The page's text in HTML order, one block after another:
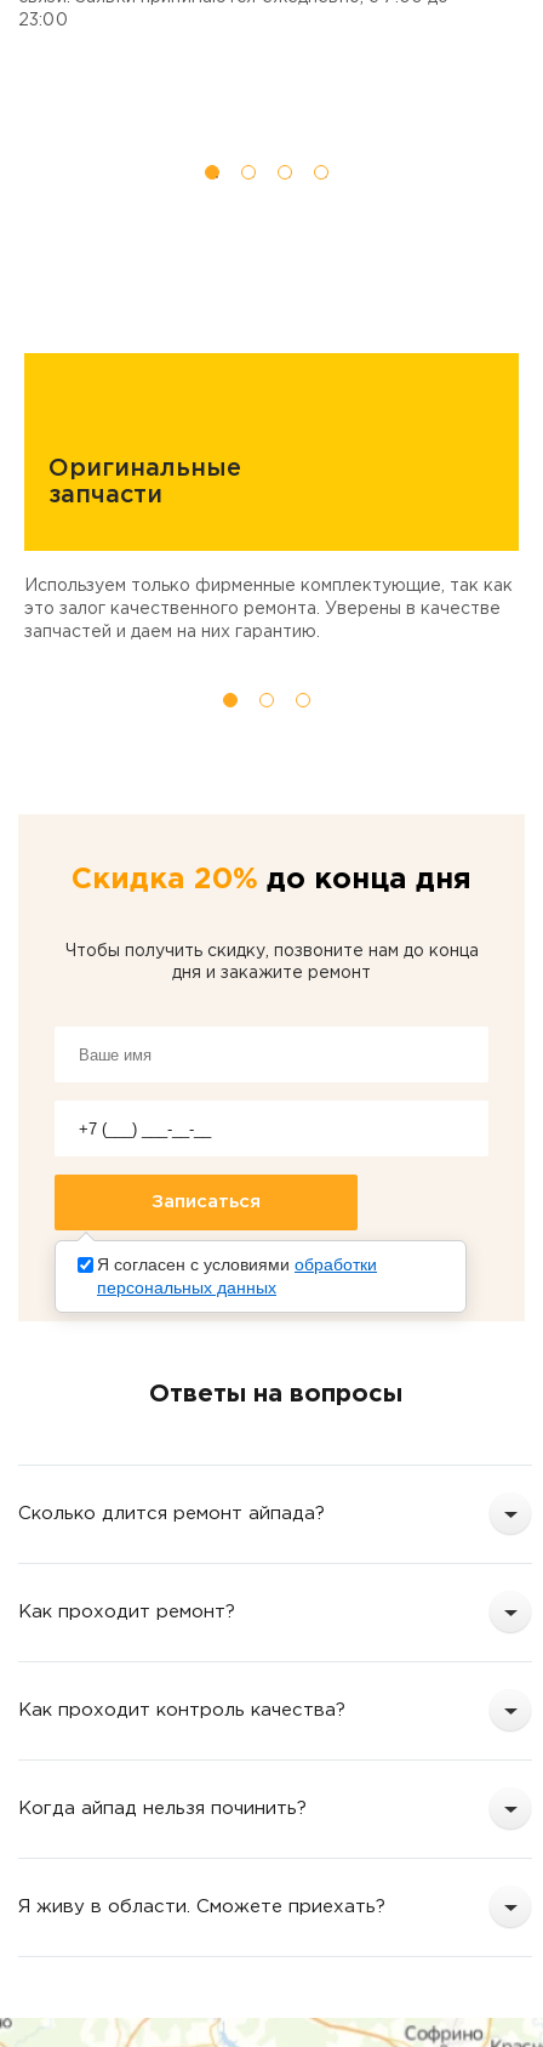
23:00
Оригинальные
запчасти
Используем только фирменные комплектующие, так как
это залог качественного ремонта. Уверены в качестве
запчастей и даем на них гарантию.
Скидка 20% до конца дня
Чтобы получить скидку, позвоните нам до конца
дня и закажите ремонт
Ответы на вопросы
Сколько длится ремонт айпада?
Как проходит ремонт?
Как проходит контроль качества?
Когда айпад нельзя починить?
Я живу в области. Сможете приехать?
Я согласен с условиями обработки
персональных данных